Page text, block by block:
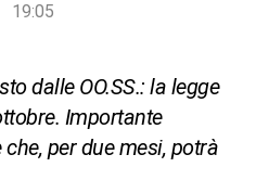
19:05
dalle OO.SS.: la legge
Importante
per due mesi, potrà